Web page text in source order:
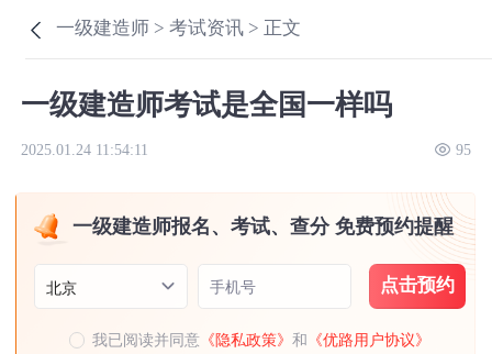
一级建造师 >考试资讯 > 正文
一级建造师考试是全国一样吗
2025.01.24 11:54:11 95
一级建造师报名、考试、查分 免费预约提醒
北京 手机号 点击预约
我已阅读并同意 《隐私政策》和 《优路用户协议》